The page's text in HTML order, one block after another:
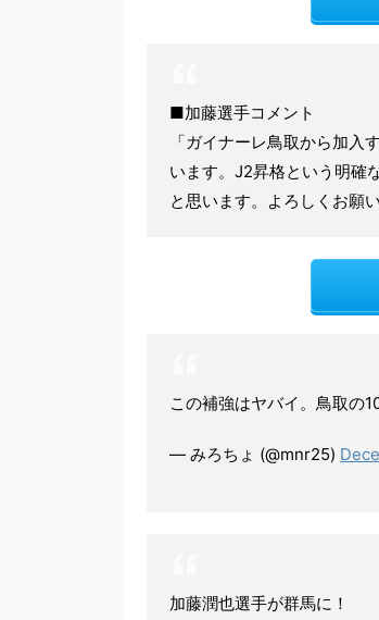
■加藤選手コメント
「ガイナーレ鳥取から加
います。J2昇格という明確
と思います。よろしくお願
この補強はヤバイ。鳥取の
— みろちょ (@mnr25)
加藤潤也選手が群馬に！